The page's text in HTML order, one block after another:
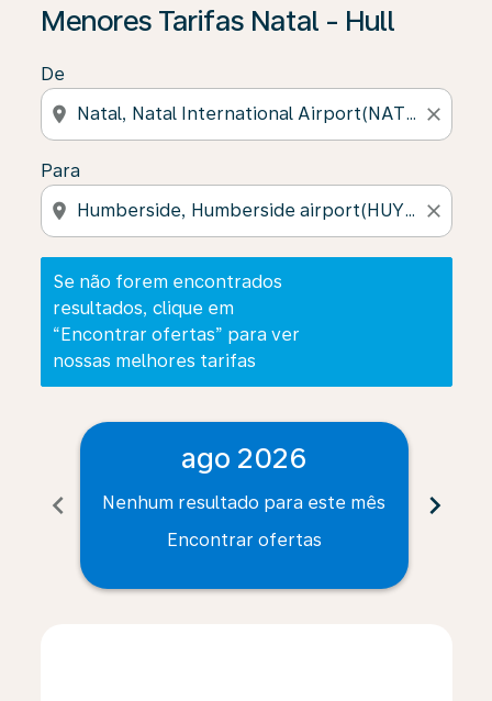
Menores Tarifas Natal - Hull
De
location_on close
Para
location_on close
Se não forem encontrados
resultados, clique em
“Encontrar ofertas” para ver
nossas melhores tarifas
Se não forem encontrados resultados, clique em
chevron_left
ago 2026
Nenhum resultado para este mês
Encontrar ofertas
chevron_right